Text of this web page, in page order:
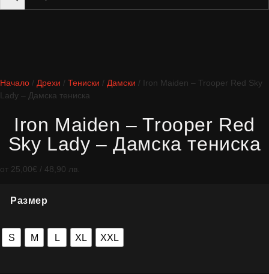
Начало / Дрехи / Тениски / Дамски / Iron Maiden – Trooper Red Sky
Lady – Дамска тениска
Iron Maiden – Trooper Red
Sky Lady – Дамска тениска
от 25,00€ / 48,90 лв.
Размер
S M L XL XXL